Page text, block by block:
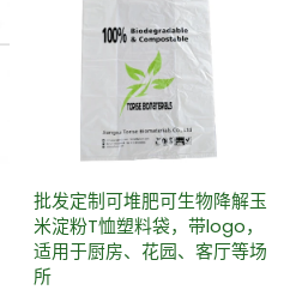
批发定制可堆肥可生物降解玉
米淀粉T恤塑料袋，带logo，
适用于厨房、花园、客厅等场
所